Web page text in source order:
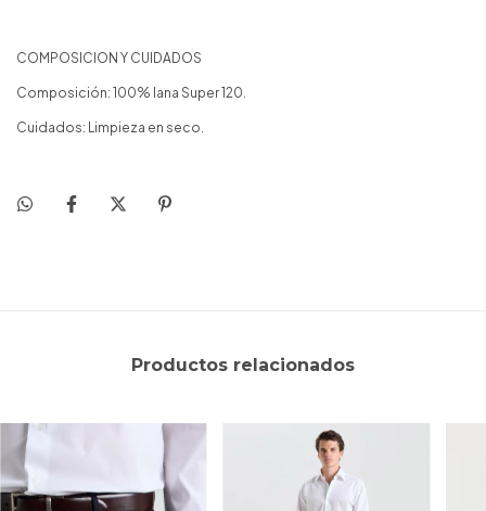
COMPOSICION Y CUIDADOS
Composición: 100% lana Super 120.
Cuidados: Limpieza en seco.
Productos relacionados